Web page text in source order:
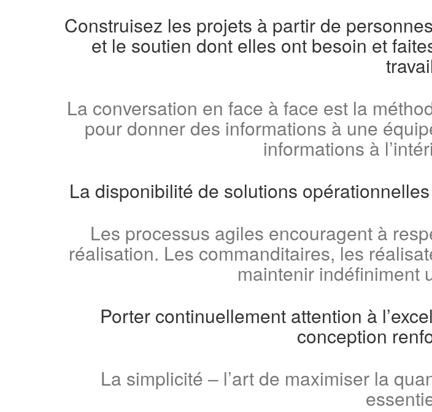
Construisez les projets à partir de
et le soutien dont elles ont besoin et
La conversation en face à face est la
pour donner des informations à une
informations à
La disponibilité de solutions
Les processus agiles encouragent à
réalisation. Les commanditaires, les
maintenir indéfiniment
Porter continuellement attention à
conception
La simplicité – l’art de maximiser la